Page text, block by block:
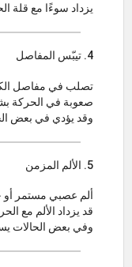
يزداد سوءًا مع قلة
4. تيبّس المفاصل
تصلب في مفاصل
صعوبة في الحركة
وقد يؤدي في بعض
5. الألم المزمن
ألم عصبي مستمر أو
قد يزداد الألم مع
وفي بعض الحالات